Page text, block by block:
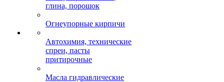
глина, порошок
Огнеупорные кирпичи
Автохимия, технические
спреи, пасты
притирочные
Масла гидравлические